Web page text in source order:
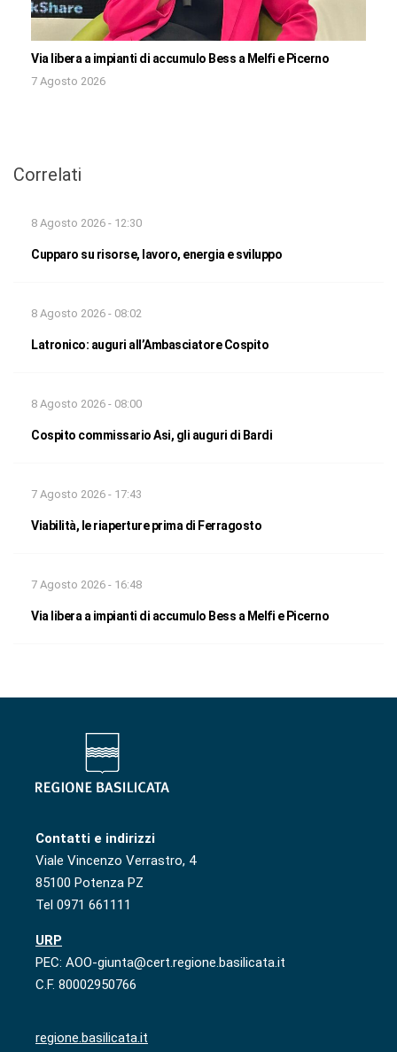
Via libera a impianti di accumulo Bess a Melfi e Picerno
7 Agosto 2026
Correlati
8 Agosto 2026 - 12:30
Cupparo su risorse, lavoro, energia e sviluppo
8 Agosto 2026 - 08:02
Latronico: auguri all’Ambasciatore Cospito
8 Agosto 2026 - 08:00
Cospito commissario Asi, gli auguri di Bardi
7 Agosto 2026 - 17:43
Viabilità, le riaperture prima di Ferragosto
7 Agosto 2026 - 16:48
Via libera a impianti di accumulo Bess a Melfi e Picerno
Contatti e indirizzi
Viale Vincenzo Verrastro, 4
85100 Potenza PZ
Tel 0971 661111
URP
PEC: AOO-giunta@cert.regione.basilicata.it
C.F. 80002950766
regione.basilicata.it